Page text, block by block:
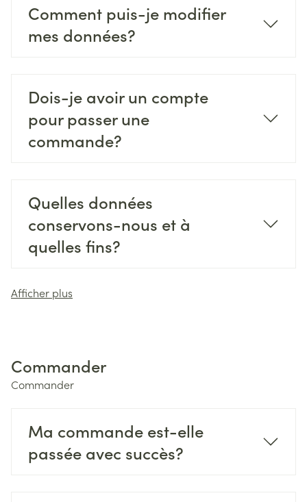
Comment puis-je modifier
mes données?
Dois-je avoir un compte
pour passer une
commande?
Quelles données
conservons-nous et à
quelles fins?
Afficher plus
Commander
Commander
Ma commande est-elle
passée avec succès?